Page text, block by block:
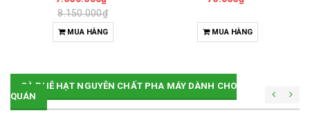
8.150.000₫
MUA HÀNG MUA HÀNG
CÀ PHÊ HẠT NGUYÊN CHẤT PHA MÁY DÀNH CHO
QUÁN